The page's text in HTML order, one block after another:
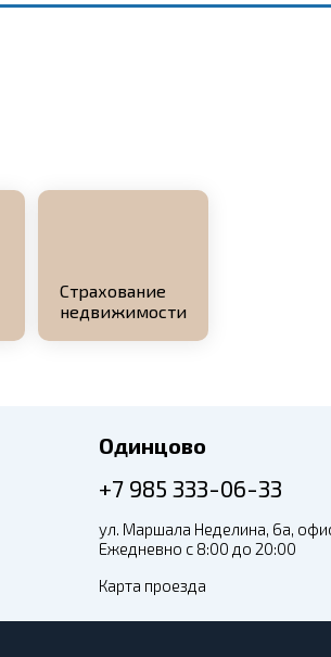
Страхование
недвижимости
Одинцово
+7 985 333-06-33
ул. Маршала Неделина, 6а,
Ежедневно с 8:00 до 20:00
Карта проезда